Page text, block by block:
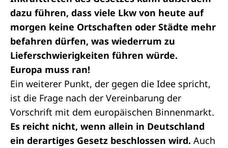
dazu führen, dass viele Lkw von heute auf
morgen keine Ortschaften oder Städte mehr
befahren dürfen, was wiederrum zu
Lieferschwierigkeiten führen würde.
Europa muss ran!
Ein weiterer Punkt, der gegen die Idee spricht,
ist die Frage nach der Vereinbarung der
Vorschrift mit dem europäischen Binnenmarkt.
Es reicht nicht, wenn allein in Deutschland
ein derartiges Gesetz beschlossen wird. Auch